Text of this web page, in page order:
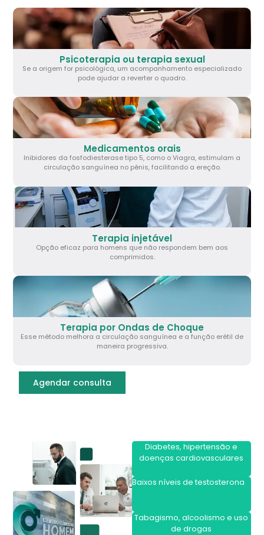
Psicoterapia ou terapia sexual
Se a origem for psicológica, um acompanhamento especializado
pode ajudar a reverter o quadro.
Medicamentos orais
Inibidores da fosfodiesterase tipo 5, como o Viagra, estimulam a
circulação sanguínea no pênis, facilitando a ereção.
Terapia injetável
Opção eficaz para homens que não respondem bem aos
comprimidos.
Terapia por Ondas de Choque
Esse método melhora a circulação sanguínea e a função erétil de
maneira progressiva.
Agendar consulta
Diabetes, hipertensão e
doenças cardiovasculares
Baixos níveis de testosterona
Tabagismo, alcoolismo e uso
de drogas